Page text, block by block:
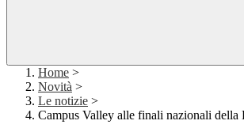
Home >
Novità >
Le notizie >
Campus Valley alle finali nazionali della